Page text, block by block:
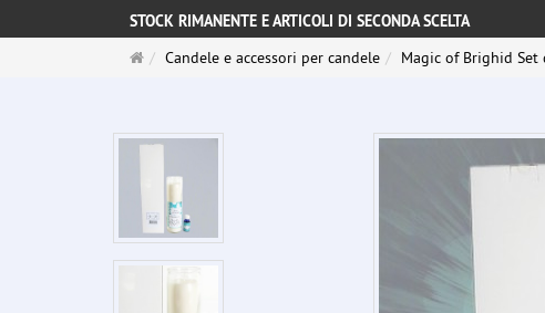
STOCK RIMANENTE E ARTICOLI DI SECONDA SCELTA
PaginaCandele e accessori per candele Magic of Brighid